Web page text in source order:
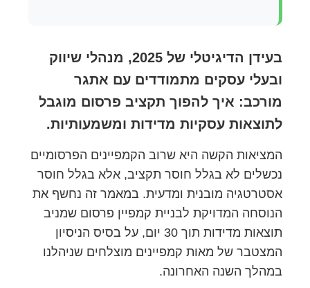
בעידן הדיגיטלי של 2025, מנהלי שיווק
ובעלי עסקים מתמודדים עם אתגר
מורכב: איך להפוך תקציב פרסום מוגבל
לתוצאות עסקיות מדידות ומשמעותיות.
המציאות הקשה היא שרוב הקמפיינים הפרסומיים
נכשלים לא בגלל חוסר תקציב, אלא בגלל חוסר
אסטרטגיה מובנית ומדעית. במאמר זה נחשף את
הנוסחה המדויקת לבניית קמפיין פרסום שמניב
תוצאות מדידות תוך 30 יום, על בסיס הניסיון
המצטבר של מאות קמפיינים מוצלחים שניהלנו
במהלך השנה האחרונה.